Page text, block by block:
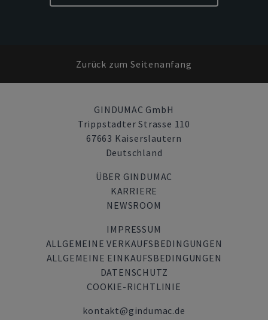
Zurück zum Seitenanfang
GINDUMAC GmbH
Trippstadter Strasse 110
67663 Kaiserslautern
Deutschland
ÜBER GINDUMAC
KARRIERE
NEWSROOM
IMPRESSUM
ALLGEMEINE VERKAUFSBEDINGUNGEN
ALLGEMEINE EINKAUFSBEDINGUNGEN
DATENSCHUTZ
COOKIE-RICHTLINIE
kontakt@gindumac.de